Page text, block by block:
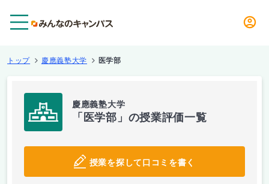
トップ 慶應義塾大学 医学部
慶應義塾大学
「医学部」の授業評価一覧
授業を探して口コミを書く